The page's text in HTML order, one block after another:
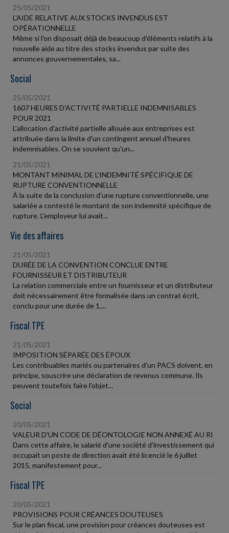
25/05/2021
L'AIDE RELATIVE AUX STOCKS INVENDUS EST
OPÉRATIONNELLE
Même si l'on disposait déjà de beaucoup d'éléments relatifs à la
nouvelle aide au titre des stocks invendus par suite des
annonces gouvernementales, sa...
Social
25/05/2021
1607 HEURES D'ACTIVITÉ PARTIELLE INDEMNISABLES
POUR 2021
L'allocation d'activité partielle allouée aux entreprises est
attribuée dans la limite d'un contingent annuel d'heures
indemnisables. On se souvient qu'un...
21/05/2021
MONTANT MINIMAL DE L'INDEMNITÉ SPÉCIFIQUE DE
RUPTURE CONVENTIONNELLE
À la suite de la conclusion d'une rupture conventionnelle, une
salariée a contesté le montant de son indemnité spécifique de
rupture. L'employeur lui avait...
Vie des affaires
21/05/2021
DURÉE DE LA CONVENTION CONCLUE ENTRE
FOURNISSEUR ET DISTRIBUTEUR
La relation commerciale entre un fournisseur et un distributeur
doit nécessairement être formalisée dans un contrat écrit,
conclu pour une durée de 1,...
Fiscal TPE
21/05/2021
IMPOSITION SÉPARÉE DES ÉPOUX
Les contribuables mariés ou partenaires d'un PACS doivent, en
principe, souscrire une déclaration de revenus commune. Ils
peuvent toutefois faire l'objet...
Social
20/05/2021
VALEUR D'UN CODE DE DÉONTOLOGIE NON ANNEXÉ AU RI
Dans cette affaire, le salarié d'une société d'investissement qui
occupait un poste de direction avait été licencié le 6 juillet
2015, manifestement pour...
Fiscal TPE
20/05/2021
PROVISIONS POUR CRÉANCES DOUTEUSES
Sur le plan fiscal, une provision pour créances douteuses est